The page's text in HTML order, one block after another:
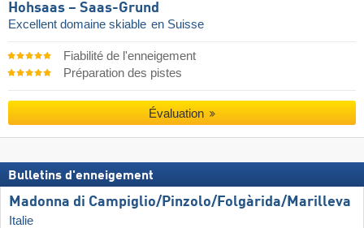
Hohsaas – Saas-Grund
Excellent domaine skiable en Suisse
Fiabilité de l'enneigement
Préparation des pistes
Évaluation
Bulletins d'enneigement
Madonna di Campiglio/​Pinzolo/​Folgàrida/​Marilleva
Italie